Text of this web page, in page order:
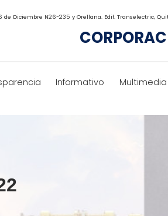
de Diciembre N26-235 y Orellana. Edif. Transelectric,
Informativo Multimedia